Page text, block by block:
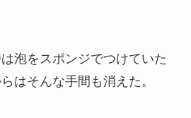
泡をスポンジでつけていた
はそんな手間も消えた。